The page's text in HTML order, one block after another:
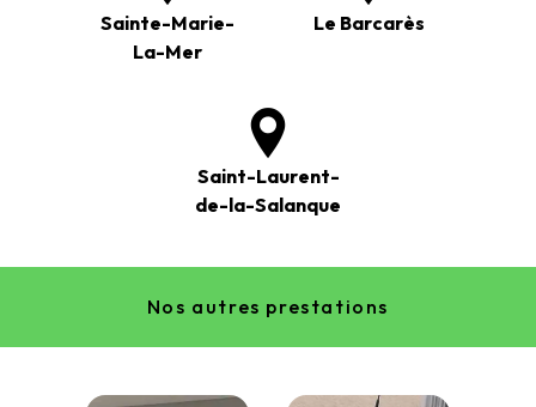
Sainte-Marie-
La-Mer
Le Barcarès
Saint-Laurent-
de-la-Salanque
Nos autres prestations